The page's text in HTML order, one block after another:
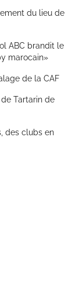
du lieu de
ABC brandit le
marocain»
de la CAF
de Tartarin de
des clubs en